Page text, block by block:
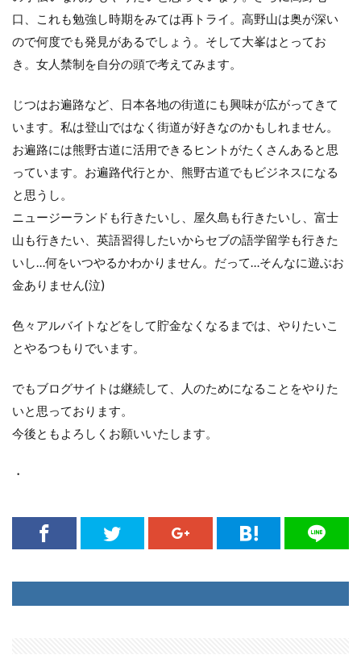
口、これも勉強し時期をみては再トライ。高野山は奥が深い
ので何度でも発見があるでしょう。そして大峯はとってお
き。女人禁制を自分の頭で考えてみます。
じつはお遍路など、日本各地の街道にも興味が広がってきて
います。私は登山ではなく街道が好きなのかもしれません。
お遍路には熊野古道に活用できるヒントがたくさんあると思
っています。お遍路代行とか、熊野古道でもビジネスになる
と思うし。
ニュージーランドも行きたいし、屋久島も行きたいし、富士
山も行きたい、英語習得したいからセブの語学留学も行きた
いし…何をいつやるかわかりません。だって…そんなに遊ぶお
金ありません(泣)
色々アルバイトなどをして貯金なくなるまでは、やりたいこ
とやるつもりでいます。
でもブログサイトは継続して、人のためになることをやりた
いと思っております。
今後ともよろしくお願いいたします。
・